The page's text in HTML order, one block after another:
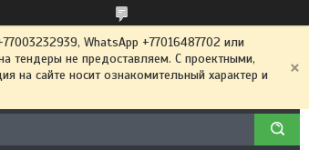
WhatsApp +77016487702 или
тендеры не предоставляем. С проектными,
на сайте носит ознакомительный характер и